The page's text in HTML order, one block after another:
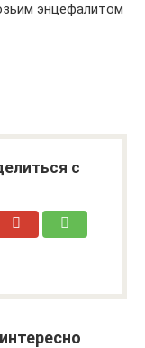
энцефалитом
с